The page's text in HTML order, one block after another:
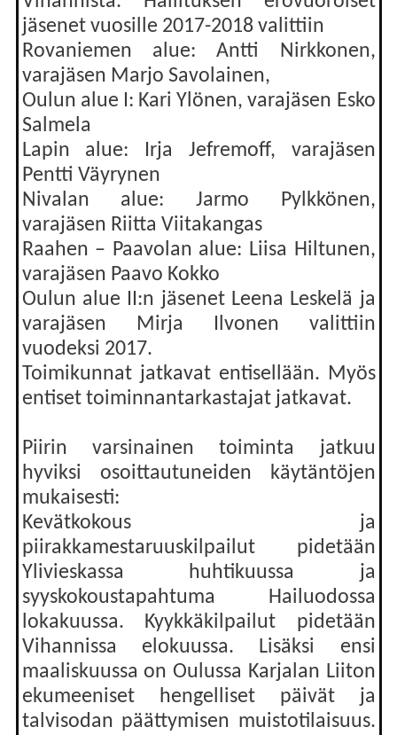
jäsenet vuosille 2017-2018 valittiin
Rovaniemen alue: Antti Nirkkonen,
varajäsen Marjo Savolainen,
Oulun alue I: Kari Ylönen, varajäsen Esko
Salmela
Lapin alue: Irja Jefremoff, varajäsen
Pentti Väyrynen
Nivalan alue: Jarmo Pylkkönen,
varajäsen Riitta Viitakangas
Raahen – Paavolan alue: Liisa Hiltunen,
varajäsen Paavo Kokko
Oulun alue II:n jäsenet Leena Leskelä ja
varajäsen Mirja Ilvonen valittiin
vuodeksi 2017.
Toimikunnat jatkavat entisellään. Myös
entiset toiminnantarkastajat jatkavat.
Piirin varsinainen toiminta jatkuu
hyviksi osoittautuneiden käytäntöjen
mukaisesti:
Kevätkokous ja
piirakkamestaruuskilpailut pidetään
Ylivieskassa huhtikuussa ja
syyskokoustapahtuma Hailuodossa
lokakuussa. Kyykkäkilpailut pidetään
Vihannissa elokuussa. Lisäksi ensi
maaliskuussa on Oulussa Karjalan Liiton
ekumeeniset hengelliset päivät ja
talvisodan päättymisen muistotilaisuus.